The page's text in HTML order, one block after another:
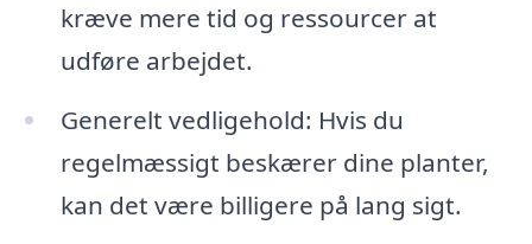
kræve mere tid og ressourcer at
udføre arbejdet.
Generelt vedligehold: Hvis du
regelmæssigt beskærer dine planter,
kan det være billigere på lang sigt.